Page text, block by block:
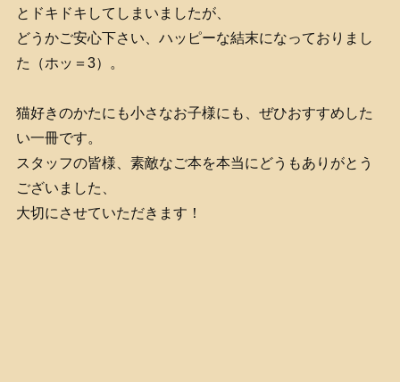
とドキドキしてしまいましたが、
どうかご安心下さい、ハッピーな結末になっておりまし
た（ホッ＝3）。
猫好きのかたにも小さなお子様にも、ぜひおすすめした
い一冊です。
スタッフの皆様、素敵なご本を本当にどうもありがとう
ございました、
大切にさせていただきます！